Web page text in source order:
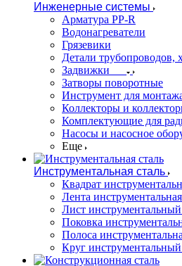
Инженерные системы
Арматура PP-R
Водонагреватели
Грязевики
Детали трубопроводов,
Задвижки
Затворы поворотные
Инструмент для
Коллекторы и
Комплектующие для
Насосы и насосное
Еще
Инструментальная сталь
Квадрат
Лента инструментальная
Лист инструментальный
Поковка
Полоса
Круг инструментальный